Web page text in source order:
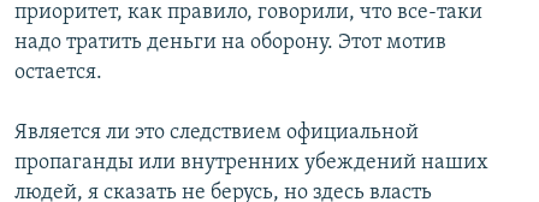
приоритет, как правило, говорили, что все-таки
надо тратить деньги на оборону. Этот мотив
остается.
Является ли это следствием официальной
пропаганды или внутренних убеждений наших
людей, я сказать не берусь, но здесь власть